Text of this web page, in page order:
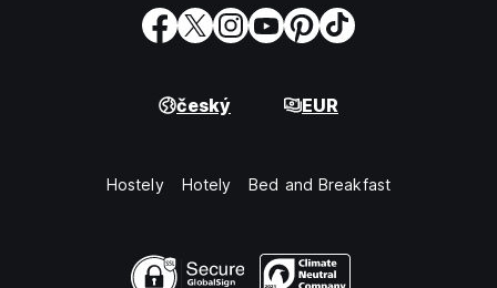
český EUR
Hostely Hotely Bed and Breakfast